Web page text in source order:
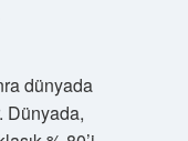
dünyada
Dünyada,